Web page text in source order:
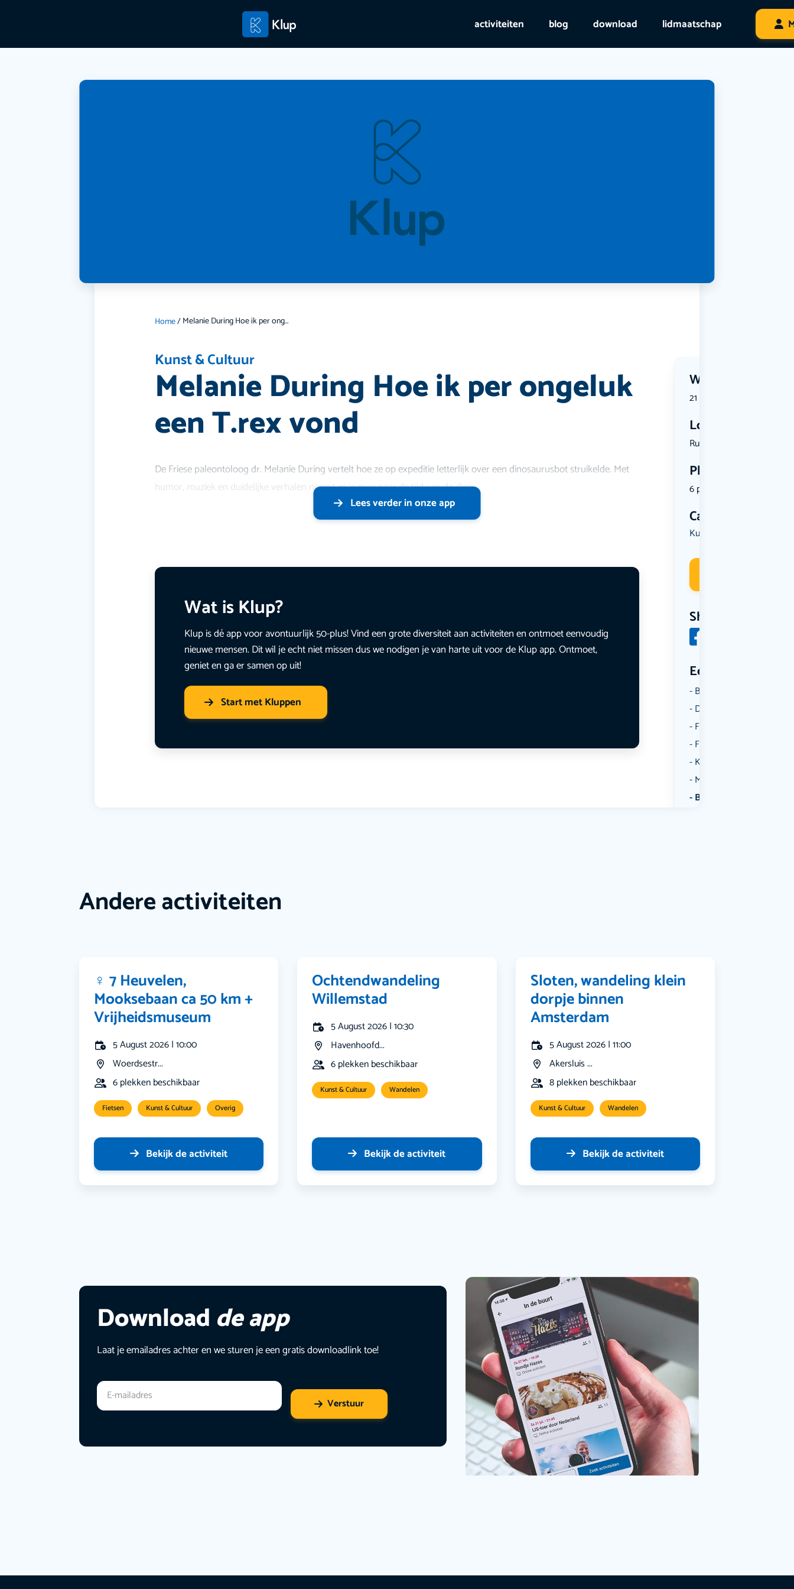
activiteiten blog download lidmaatschap
Home/ Melanie During Hoe ik per ongeluk een T.rex vond
Kunst & Cultuur
Melanie During Hoe ik per ongeluk
een T.rex vond
Wanneer?
21 October 2026 | 20:00
Locatie
Ruiterskwa...
Plekken
6 plekken beschikbaar
Categorie
Kunst & Cultuur
Share
Een aantal
Borrelen
Dansen
Fietsen
Film
Kunst & Cultuur
Muziek
Bekijk alle categorieën
De Friese paleontoloog dr. Melanie During vertelt hoe ze op expeditie letterlijk over een dinosaurusbot struikelde. Met
humor, muziek en duidelijke verhalen neemt ze je mee naar de tijd van de dino
Lees verder in onze app
Wat is Klup?
Klup is dé app voor avontuurlijk 50-plus! Vind een grote diversiteit aan activiteiten en ontmoet eenvoudig
nieuwe mensen. Dit wil je echt niet missen dus we nodigen je van harte uit voor de Klup app. Ontmoet,
geniet en ga er samen op uit!
Start met Kluppen
Andere activiteiten
‍♀️ 7 Heuvelen,
Mooksebaan ca 50 km +
Vrijheidsmuseum
5 August 2026 | 10:00
Woerdsestr...
6 plekken beschikbaar
Fietsen Kunst & Cultuur Overig
Bekijk de activiteit
Ochtendwandeling
Willemstad
5 August 2026 | 10:30
Havenhoofd...
6 plekken beschikbaar
Kunst & Cultuur Wandelen
Bekijk de activiteit
Sloten, wandeling klein
dorpje binnen
Amsterdam
5 August 2026 | 11:00
Akersluis ...
8 plekken beschikbaar
Kunst & Cultuur Wandelen
Bekijk de activiteit
Download de app
Laat je emailadres achter en we sturen je een gratis downloadlink toe!
Verstuur